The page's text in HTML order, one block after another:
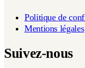
Politique de
Mentions légales
Suivez-nous